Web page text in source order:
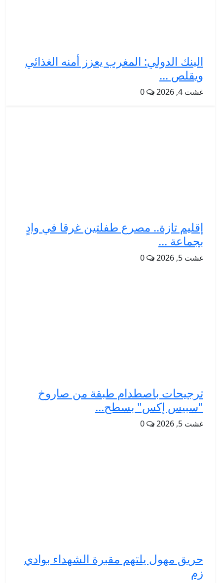
البنك الدولي: المغرب يعزز أمنه الغذائي
ويقلص ...
غشت 4, 2026 0
إقليم تازة.. مصرع طفلتين غرقا في وادٍ
بجماعة ...
غشت 5, 2026 0
ترجيحات باصطدام طبقة من صاروخ
"سبيس إكس" بسطح...
غشت 5, 2026 0
حريق مهول يلتهم مقبرة الشهداء بوادي
زم